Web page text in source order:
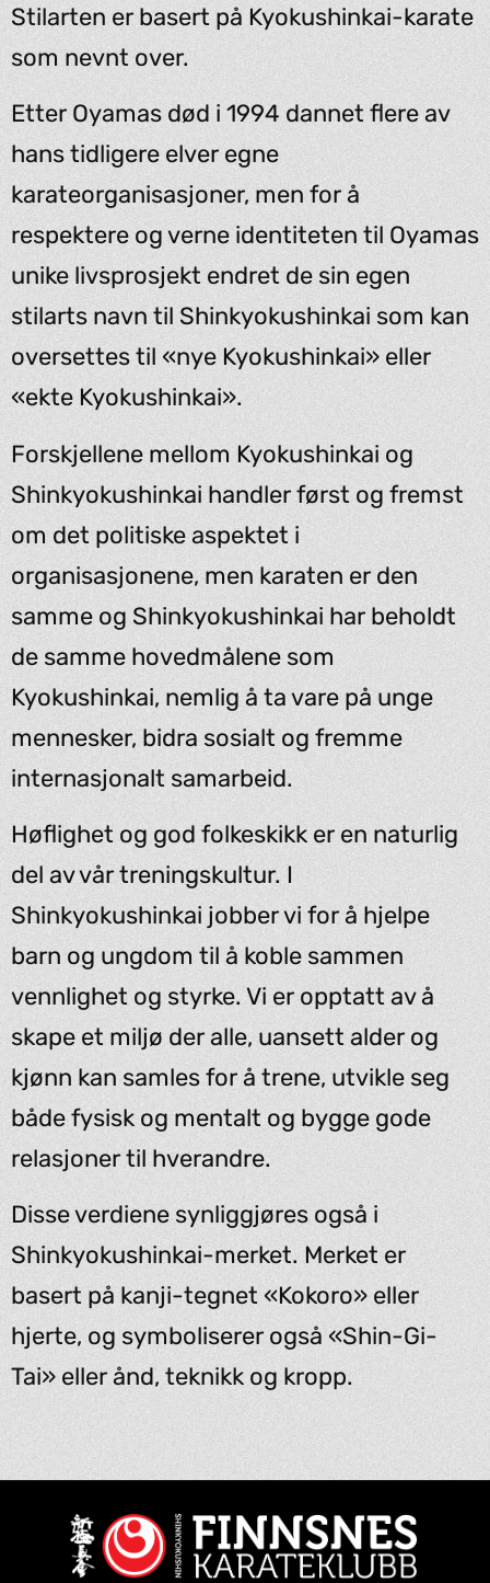
Stilarten er basert på Kyokushinkai-karate
som nevnt over.
Etter Oyamas død i 1994 dannet flere av
hans tidligere elver egne
karateorganisasjoner, men for å
respektere og verne identiteten til Oyamas
unike livsprosjekt endret de sin egen
stilarts navn til Shinkyokushinkai som kan
oversettes til «nye Kyokushinkai» eller
«ekte Kyokushinkai».
Forskjellene mellom Kyokushinkai og
Shinkyokushinkai handler først og fremst
om det politiske aspektet i
organisasjonene, men karaten er den
samme og Shinkyokushinkai har beholdt
de samme hovedmålene som
Kyokushinkai, nemlig å ta vare på unge
mennesker, bidra sosialt og fremme
internasjonalt samarbeid.
Høflighet og god folkeskikk er en naturlig
del av vår treningskultur. I
Shinkyokushinkai jobber vi for å hjelpe
barn og ungdom til å koble sammen
vennlighet og styrke. Vi er opptatt av å
skape et miljø der alle, uansett alder og
kjønn kan samles for å trene, utvikle seg
både fysisk og mentalt og bygge gode
relasjoner til hverandre.
Disse verdiene synliggjøres også i
Shinkyokushinkai-merket. Merket er
basert på kanji-tegnet «Kokoro» eller
hjerte, og symboliserer også «Shin-Gi-
Tai» eller ånd, teknikk og kropp.